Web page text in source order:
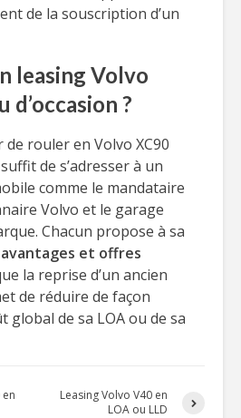
de la souscription d’un
leasing Volvo
d’occasion ?
rouler en Volvo XC90
de s’adresser à un
comme le mandataire
Volvo et le garage
Chacun propose à sa
avantages et offres
la reprise d’un ancien
de réduire de façon
global de sa LOA ou de sa
Leasing Volvo V40 en
LOA ou LLD